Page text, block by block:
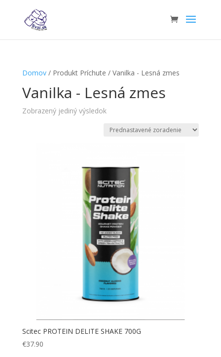
Domov/ Produkt Príchute / Vanilka - Lesná zmes
Vanilka - Lesná zmes
Zobrazený jediný výsledok
Scitec PROTEIN DELITE SHAKE 700G
€37.90